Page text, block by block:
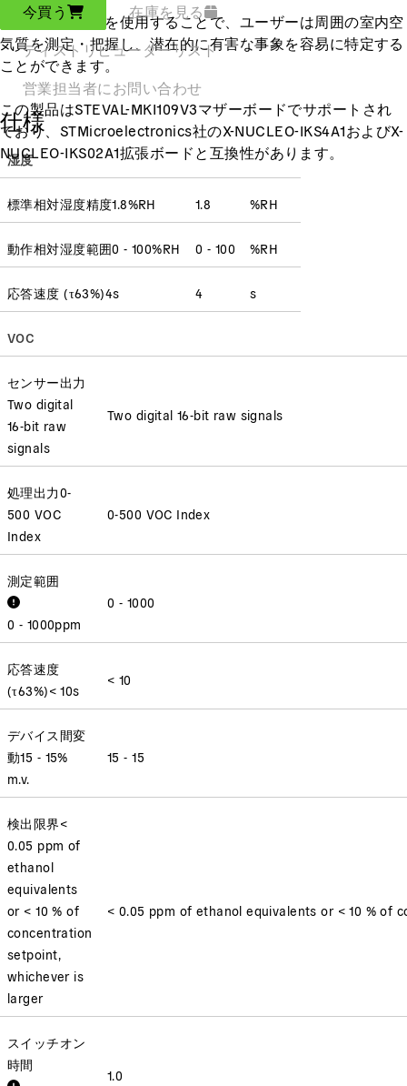
コンボ・ボードを使用することで、ユーザーは周囲の室内空
気質を測定・把握し、潜在的に有害な事象を容易に特定する
ことができます。
この製品はSTEVAL-MKI109V3マザーボードでサポートされ
ており、STMicroelectronics社のX-NUCLEO-IKS4A1およびX-
NUCLEO-IKS02A1拡張ボードと互換性があります。
今買う 在庫を見る
ディストリビューターリスト
営業担当者にお問い合わせ
仕様
湿度
標準相対湿度精度1.8%RH 1.8 %RH
動作相対湿度範囲0 - 100%RH 0 - 100 %RH
応答速度 (τ63%)4s 4 s
VOC
センサー出力
Two digital
16-bit raw
signals
Two digital 16-bit raw signals
処理出力0-
500 VOC
Index
0-500 VOC Index
測定範囲
0 - 1000ppm
0 - 1000
応答速度
(τ63%)< 10s
< 10
デバイス間変
動15 - 15%
m.v.
15 - 15
検出限界<
0.05 ppm of
ethanol
equivalents
or < 10 % of
concentration
setpoint,
whichever is
larger
< 0.05 ppm of ethanol equivalents or < 10 % of
スイッチオン
時間
1.0